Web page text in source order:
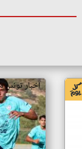
اخبار تونس